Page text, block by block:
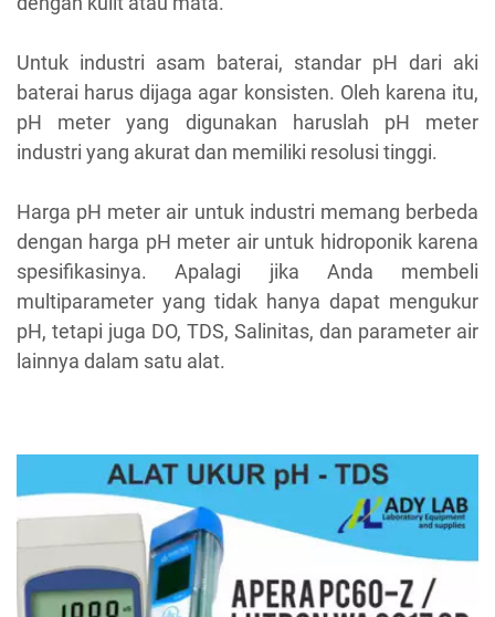
Untuk industri asam baterai, standar pH dari aki
baterai harus dijaga agar konsisten. Oleh karena itu,
pH meter yang digunakan haruslah pH meter
industri yang akurat dan memiliki resolusi tinggi.
Harga pH meter air untuk industri memang berbeda
dengan harga pH meter air untuk hidroponik karena
spesifikasinya. Apalagi jika Anda membeli
multiparameter yang tidak hanya dapat mengukur
pH, tetapi juga DO, TDS, Salinitas, dan parameter air
lainnya dalam satu alat.